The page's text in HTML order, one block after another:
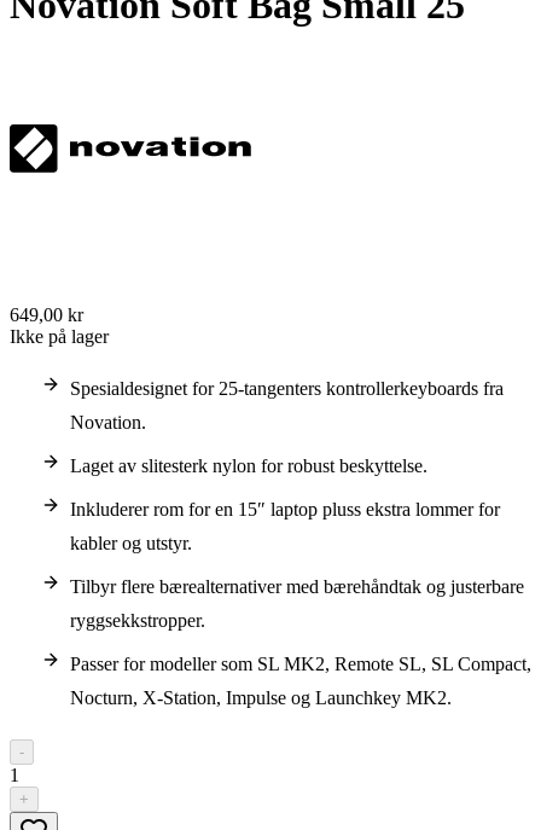
649,00 kr
Ikke på lager
Spesialdesignet for 25-tangenters kontrollerkeyboards fra
Novation.
Laget av slitesterk nylon for robust beskyttelse.
Inkluderer rom for en 15″ laptop pluss ekstra lommer for
kabler og utstyr.
Tilbyr flere bærealternativer med bærehåndtak og justerbare
ryggsekkstropper.
Passer for modeller som SL MK2, Remote SL, SL Compact,
Nocturn, X-Station, Impulse og Launchkey MK2.
-
1
+